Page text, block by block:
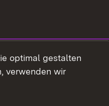
optimal gestalten
verwenden wir